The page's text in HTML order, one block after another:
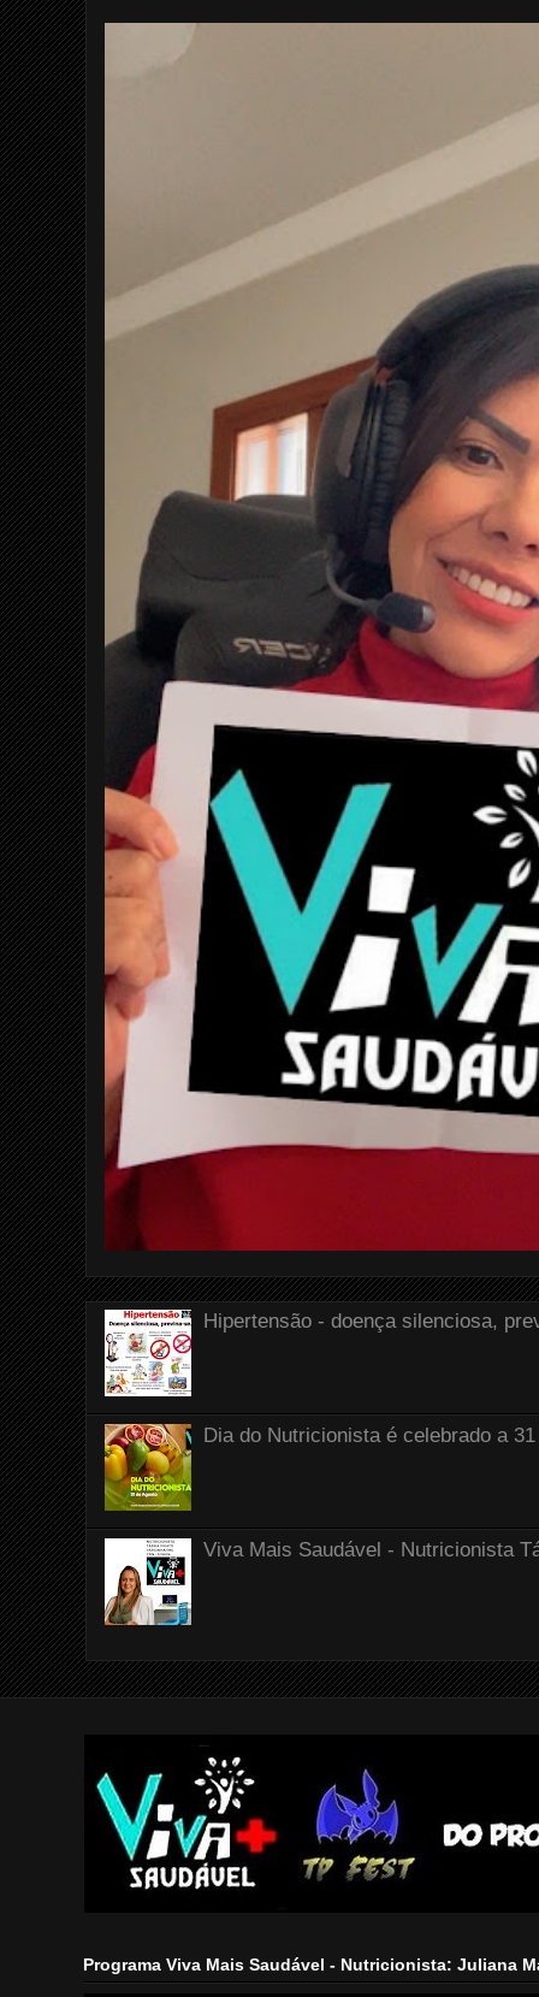
Hipertensão - doença silenciosa,
Dia do Nutricionista é celebrado a
Viva Mais Saudável - Nutricionista
Programa Viva Mais Saudável - Nutricionista: Juliana